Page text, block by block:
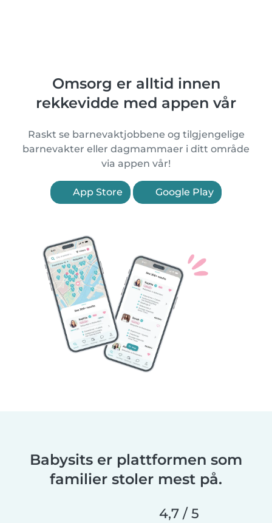
Omsorg er alltid innen
rekkevidde med appen vår
Raskt se barnevaktjobbene og tilgjengelige
barnevakter eller dagmammaer i ditt område
via appen vår!
App Store Google Play
Babysits er plattformen som
familier stoler mest på.
4,7 / 5